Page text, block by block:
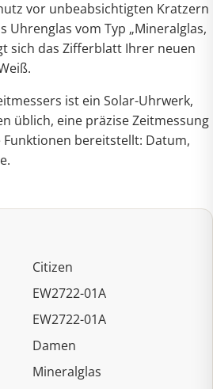
vor unbeabsichtigten Kratzern
Uhrenglas vom Typ „Mineralglas,
sich das Zifferblatt Ihrer neuen
.
ist ein Solar-Uhrwerk,
üblich, eine präzise Zeitmessung
bereitstellt: Datum,
Citizen
EW2722-01A
EW2722-01A
Damen
Mineralglas